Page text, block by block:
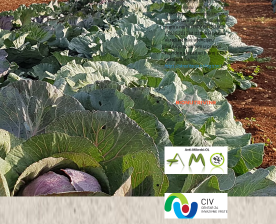
Sljedeće
za poljoprivredu i prehranu
Instituta za poljoprivredu i turizam
akreditirani suispitni laboratoriji
prema normiHRN EN ISO/IEC
17025:2017od strane Hrvatske
akreditacijske agencije u
području opisanom u prilogu
Potvrde o akreditaciji broj 1185
(dostupno na:
https://akreditacija.hr/registar/).